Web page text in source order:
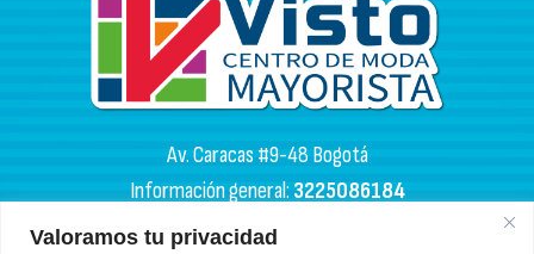
Valoramos tu privacidad
Av. Caracas #9-48 Bogotá
Información general:3225086184
PQR:3102133050